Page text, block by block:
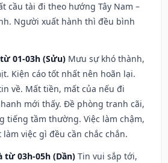
cầu tài đi theo hướng Tây Nam –
Người xuất hành thì đều bình
01-03h (Sửu) Mưu sự khó thành,
Kiện cáo tốt nhất nên hoãn lại.
về. Mất tiền, mất của nếu đi
mới thấy. Đề phòng tranh cãi,
tiếng tầm thường. Việc làm chậm,
việc gì đều cần chắc chắn.
từ 03h-05h (Dần) Tin vui sắp tới,